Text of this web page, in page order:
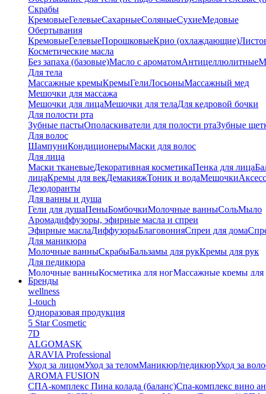
Скрабы
КремовыеГелевыеСахарныеСоляныеСухиеМедовые
Обертывания
КремовыеГелевыеПорошковыеКрио (охлаждающие)
Косметические масла
Без запаха (базовые)Масло с ароматомАнтицеллюлитные
Для тела
Массажные кремыКремыГелиЛосьоныМассажный мед
Мешочки для массажа
Мешочки для лицаМешочки для телаДля кедровой бочки
Для полости рта
Зубные пастыОполаскиватели для полости ртаЗубные
Для волос
ШампуниКондиционерыМаски для волос
Для лица
Маски тканевыеДекоративная косметикаПенка для лица
лицаКремы для векДемакияжТоник и водаМешочки
Дезодоранты
Для ванны и душа
Гели для душаПеныБомбочкиМолочные ванныСольМыло
Аромадиффузоры, эфирные масла и спреи
Эфирные маслаДиффузорыБлаговонияСпреи для дома
Для маникюра
Молочные ванныСкрабыБальзамы для рукКремы для рук
Для педикюра
Молочные ванныКосметика для ногМассажные кремы для
Тайские бальзамы
Альгинатные маски
Бренды
wellness
1-touch
Одноразовая продукция
5 Star Cosmetic
7D
ALGOMASK
ARAVIA Professional
Уход за лицомУход за теломМаникюр/педикюрУход за
AROMA FUSION
СПА-комплекс Пина колада (баланс)Cпа-комплекс вино